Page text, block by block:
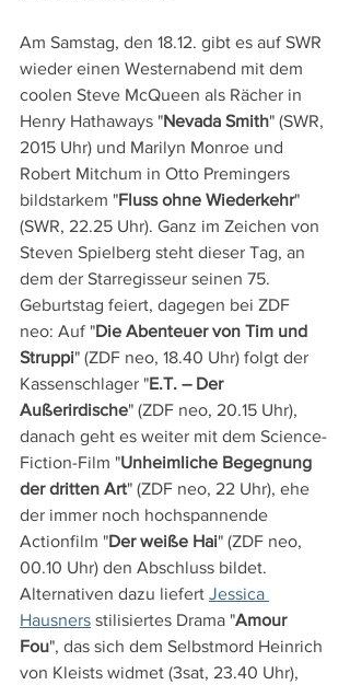
Am Samstag, den 18.12. gibt es auf SWR
wieder einen Westernabend mit dem
coolen Steve McQueen als Rächer in
Henry Hathaways "Nevada Smith" (SWR,
2015 Uhr) und Marilyn Monroe und
Robert Mitchum in Otto Premingers
bildstarkem "Fluss ohne Wiederkehr"
(SWR, 22.25 Uhr). Ganz im Zeichen von
Steven Spielberg steht dieser Tag, an
dem der Starregisseur seinen 75.
Geburtstag feiert, dagegen bei ZDF
neo: Auf "Die Abenteuer von Tim und
Struppi" (ZDF neo, 18.40 Uhr) folgt der
Kassenschlager "E.T. – Der
Außerirdische" (ZDF neo, 20.15 Uhr),
danach geht es weiter mit dem Science-
Fiction-Film "Unheimliche Begegnung
der dritten Art" (ZDF neo, 22 Uhr), ehe
der immer noch hochspannende
Actionfilm "Der weiße Hai" (ZDF neo,
00.10 Uhr) den Abschluss bildet.
Alternativen dazu liefert Jessica
Hausners stilisiertes Drama "Amour
Fou", das sich dem Selbstmord Heinrich
von Kleists widmet (3sat, 23.40 Uhr),